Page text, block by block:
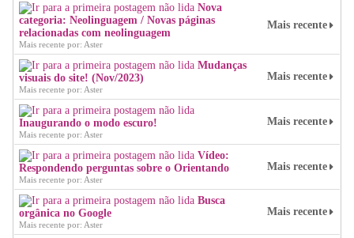
Nova
categoria: Neolinguagem / Novas páginas
relacionadas com neolinguagem
Mais recente por: Aster
Mais recente
Mudanças
visuais do site! (Nov/2023)
Mais recente por: Aster
Mais recente
Inaugurando o modo escuro!
Mais recente por: Aster
Mais recente
Vídeo:
Respondendo perguntas sobre o Orientando
Mais recente por: Aster
Mais recente
Busca
orgânica no Google
Mais recente por: Aster
Mais recente